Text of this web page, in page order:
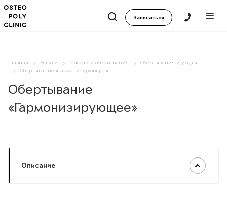
Записаться
Главная Услуги Массаж и обертывания
Обертывания и уходы
Обертывание «Гармонизирующее»
Обертывание
«Гармонизирующее»
Описание